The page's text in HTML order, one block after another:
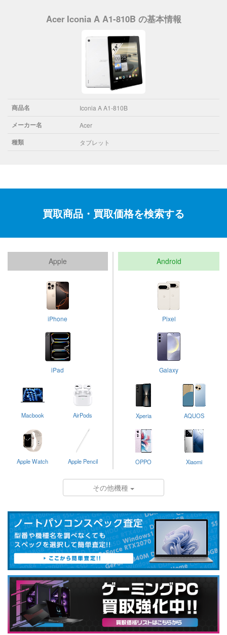
Acer Iconia A A1-810B の基本情報
商品名 Iconia A A1-810B
メーカー名 Acer
種類 タブレット
買取商品・買取価格を検索する
Apple
iPhone
iPad
Macbook AirPods
Apple Watch Apple Pencil
Android
Pixel
Galaxy
Xperia AQUOS
OPPO Xiaomi
その他機種